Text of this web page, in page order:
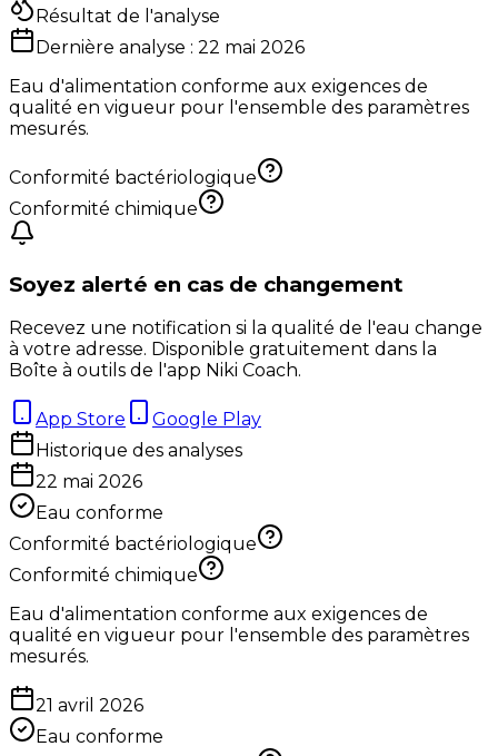
Résultat de l'analyse
Dernière analyse : 22 mai 2026
Eau d'alimentation conforme aux exigences de
qualité en vigueur pour l'ensemble des paramètres
mesurés.
Conformité bactériologique
Conformité chimique
Soyez alerté en cas de changement
Recevez une notification si la qualité de l'eau change
à votre adresse. Disponible gratuitement dans la
Boîte à outils de l'app Niki Coach.
App Store
Google Play
Historique des analyses
22 mai 2026
Eau conforme
Conformité bactériologique
Conformité chimique
Eau d'alimentation conforme aux exigences de
qualité en vigueur pour l'ensemble des paramètres
mesurés.
21 avril 2026
Eau conforme